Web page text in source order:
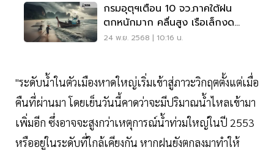
กรมอุตุฯเตือน 10 จว.ภาคใต้ฝน
ตกหนักมาก คลื่นสูง เรือเล็กงด
ออกจากฝั่ง
24 พ.ย. 2568 | 10:16 น.
"ระดับน้ำในตัวเมืองหาดใหญ่เริ่มเข้าสู่ภาวะวิกฤตตั้งแต่เมื่อ
คืนที่ผ่านมา โดยเย็นวันนี้คาดว่าจะมีปริมาณน้ำไหลเข้ามา
เพิ่มอีก ซึ่งอาจจะสูงกว่าเหตุการณ์น้ำท่วมใหญ่ในปี 2553
หรืออยู่ในระดับที่ใกล้เคียงกัน หากฝนยังตกลงมาทำให้